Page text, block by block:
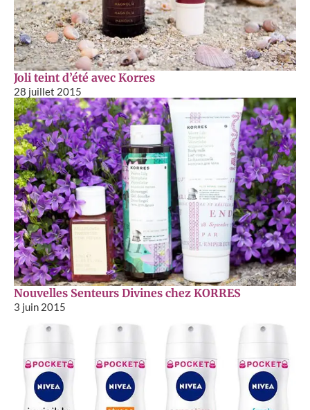
Joli teint d’été avec Korres
28 juillet 2015
Nouvelles Senteurs Divines chez KORRES
3 juin 2015